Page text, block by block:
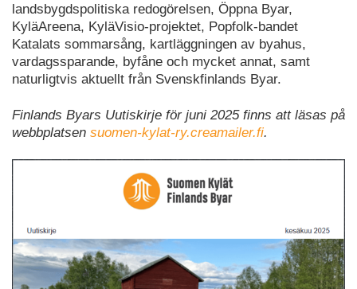
landsbygdspolitiska redogörelsen, Öppna Byar,
KyläAreena, KyläVisio-projektet, Popfolk-bandet
Katalats sommarsång, kartläggningen av byahus,
vardagssparande, byfåne och mycket annat, samt
naturligtvis aktuellt från Svenskfinlands Byar.
Finlands Byars Uutiskirje för juni 2025 finns att läsas på
webbplatsen suomen-kylat-ry.creamailer.fi.